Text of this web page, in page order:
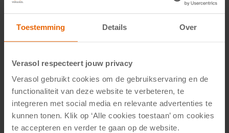
Toestemming Details Over
Verasol respecteert jouw privacy
Verasol gebruikt cookies om de gebruikservaring en de
functionaliteit van deze website te verbeteren, te
integreren met social media en relevante advertenties te
kunnen tonen. Klik op ‘Alle cookies toestaan’ om cookies
te accepteren en verder te gaan op de website.
Wil je meer weten over hoe je jouw tuinkamer optimaal
nodig hebt.
Met de juiste kennis en maatregelen kun je volop genieten
van je tuinkamer, zonder je zorgen te maken over
condensvorming. Ventileer regelmatig, kies je planten